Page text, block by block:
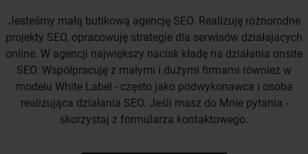
Jesteśmy małą butikową agencję SEO. Realizuję różnorodne
projekty SEO, opracowuję strategie dla serwisów działajacych
online. W agencji największy nacisk kładę na działania onsite
SEO. Współpracuję z małymi i dużymi firmami również w
modelu White Label - często jako podwykonawca i osoba
realizująca działania SEO. Jeśli masz do Mnie pytania -
skorzystaj z formularza kontaktowego.